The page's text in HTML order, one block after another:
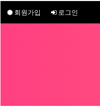
회원가입 로그인